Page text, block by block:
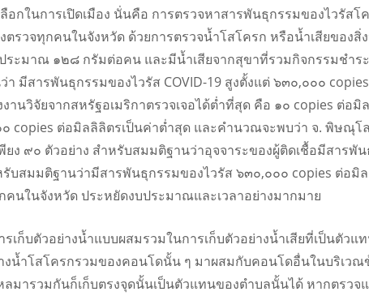
อกในการเปิดเมือง นั่นคือ การตรวจหาสารพันธุกรรมของไวรัส
ตรวจทุกคนในจังหวัด ด้วยการตรวจน้ำโสโครก หรือน้ำเสียของ
ระมาณ ๑๒๘ กรัมต่อคน และมีน้ำเสียจากสุขาที่รวมกิจกรรมชำ
มีสารพันธุกรรมของไวรัส COVID-19 สูงตั้งแต่ ๖๓๐,๐๐๐
นวิจัยจากสหรัฐอเมริกาตรวจเจอได้ต่ำที่สุด คือ ๑๐ copies ต่อมิ
๐ copies ต่อมิลลิลิตรเป็นค่าต่ำสุด และคำนวณจะพบว่า จ. พิษ
ยง ๙๐ ตัวอย่าง สำหรับสมมติฐานว่าอุจจาระของผู้ติดเชื้อมีสาร
บสมมติฐานว่ามีสารพันธุกรรมของไวรัส ๖๓๐,๐๐๐ copies ต่อมิ
นในจังหวัด ประหยัดงบประมาณและเวลาอย่างมากมาย
เก็บตัวอย่างน้ำแบบผสมรวมในการเก็บตัวอย่างน้ำเสียที่เป็นตั
น้ำโสโครกรวมของคอนโดนั้น ๆ มาผสมกับคอนโดอื่นในบริเว
มารวมกันก็เก็บตรงจุดนั้นเป็นตัวแทนของตำบลนั้นได้ หากตรว